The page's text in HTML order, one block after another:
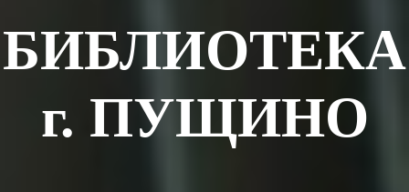
БИБЛИОТЕКА
г. ПУЩИНО